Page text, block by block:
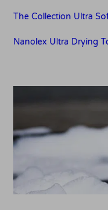
The Collection Ultra
Nanolex Ultra Drying